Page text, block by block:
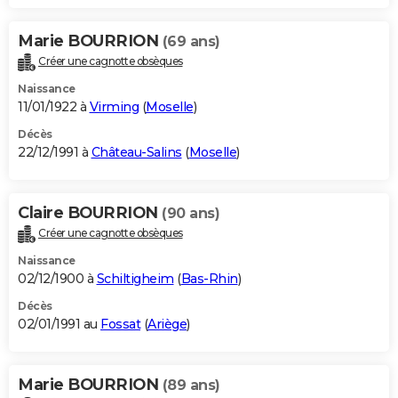
Marie BOURRION (69 ans)
Créer une cagnotte obsèques
Naissance
11/01/1922 à Virming (Moselle)
Décès
22/12/1991 à Château-Salins (Moselle)
Claire BOURRION (90 ans)
Créer une cagnotte obsèques
Naissance
02/12/1900 à Schiltigheim (Bas-Rhin)
Décès
02/01/1991 au Fossat(Ariège)
Marie BOURRION (89 ans)